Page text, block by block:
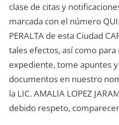
clase de citas y
marcada con el número
PERALTA de esta Ciudad
tales efectos, así como para
expediente, tome apuntes
documentos en nuestro
la LIC. AMALIA LOPEZ
debido respeto,